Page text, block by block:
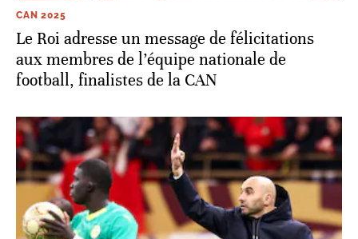
CAN 2025
Le Roi adresse un message de félicitations
aux membres de l’équipe nationale de
football, finalistes de la CAN